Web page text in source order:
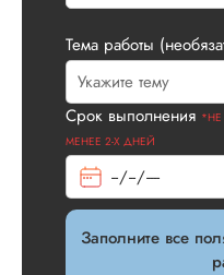
Тема работы
Срок выполнения *НЕ
МЕНЕЕ 2-Х ДНЕЙ
Заполните все